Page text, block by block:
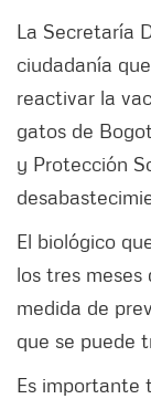
La Secretaría
ciudadanía
reactivar la
gatos de
y Protección
El biológico
los tres meses
medida de
que se puede
Es importante